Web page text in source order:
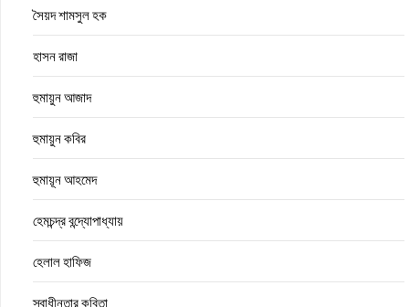
সৈয়দ শামসুল হক
হাসন রাজা
হুমায়ুন আজাদ
হুমায়ুন কবির
হুমায়ূন আহমেদ
হেমচন্দ্র বন্দ্যোপাধ্যায়
হেলাল হাফিজ
স্বাধীনতার কবিতা